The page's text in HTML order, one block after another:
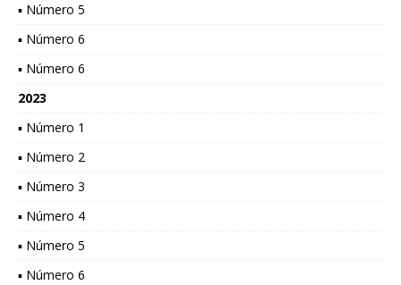
▪ Número 5
▪ Número 6
▪ Número 6
2023
▪ Número 1
▪ Número 2
▪ Número 3
▪ Número 4
▪ Número 5
▪ Número 6